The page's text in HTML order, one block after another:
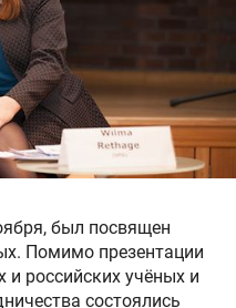
был посвящен
Помимо презентации
и российских учёных и
состоялись